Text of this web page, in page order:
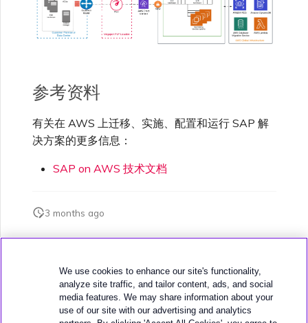
参考资料
有关在 AWS 上迁移、实施、配置和运行 SAP 解
决方案的更多信息：
SAP on AWS 技术文档
3 months ago
We use cookies to enhance our site's functionality,
analyze site traffic, and tailor content, ads, and social
media features. We may share information about your
use of our site with our advertising and analytics